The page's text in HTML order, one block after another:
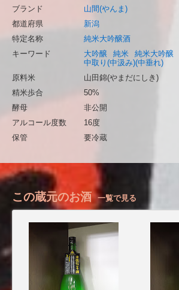
ブランド
山間(やんま)
都道府県
新潟
特定名称
純米大吟醸酒
キーワード
大吟醸 純米 純米大吟醸
中取り(中汲み)(中垂れ)
原料米
山田錦(やまだにしき)
精米歩合
50%
酵母
非公開
アルコール度数
16度
保管
要冷蔵
この蔵元のお酒 一覧で見る